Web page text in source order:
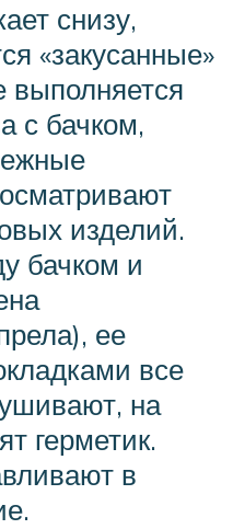
снизу,
«закусанные»
выполняется
с бачком,
изделий.
бачком и
ее
все
на
герметик.
в